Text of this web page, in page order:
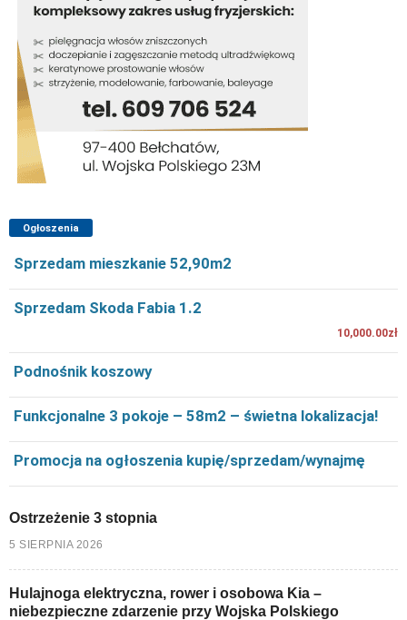
Ogłoszenia
Sprzedam mieszkanie 52,90m2
Sprzedam Skoda Fabia 1.2
10,000.00zł
Podnośnik koszowy
Funkcjonalne 3 pokoje – 58m2 – świetna lokalizacja!
Promocja na ogłoszenia kupię/sprzedam/wynajmę
Ostrzeżenie 3 stopnia
5 SIERPNIA 2026
Hulajnoga elektryczna, rower i osobowa Kia –
niebezpieczne zdarzenie przy Wojska Polskiego